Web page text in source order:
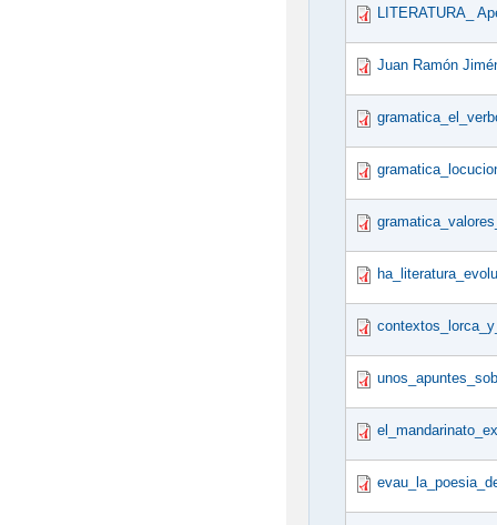
LITERATURA_
Juan Ramón